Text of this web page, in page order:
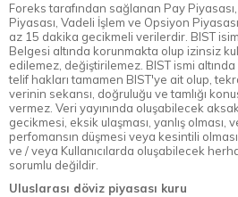
Foreks tarafından sağlanan Pay
Piyasası, Vadeli İşlem ve Opsiyon
az 15 dakika gecikmeli verilerdir. BIST
Belgesi altında korunmakta olup izinsiz
edilemez, değiştirilemez. BIST ismi
telif hakları tamamen BIST'ye ait olup,
verinin sekansı, doğruluğu ve tamlığı
vermez. Veri yayınında oluşabilecek
gecikmesi, eksik ulaşması, yanlış olması,
perfomansın düşmesi veya kesintili olması
ve / veya Kullanıcılarda oluşabilecek
sorumlu değildir.
Uluslarası döviz piyasası kuru